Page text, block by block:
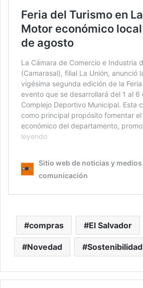
compras El Salvador
Novedad Sostenibilidad